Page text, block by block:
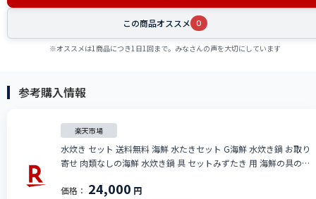
この商品オススメ 0
※オススメは1商品につき1日1回まで。みなさんの声を大切にしています
参考購入情報
楽天市場
水炊き セット 送料無料 海鮮 水たきセット G海鮮 水炊き鍋 お取り
寄せ 肉類なしの海鮮 水炊き鍋 具 セットみずたき 用 海鮮の具のみ
お土産
価格： 24,000 円